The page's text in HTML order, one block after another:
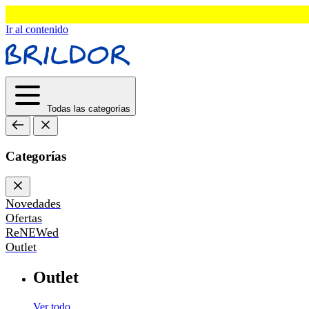
Ir al contenido
Todas las categorías
Categorías
Novedades
Ofertas
ReNEWed
Outlet
Outlet